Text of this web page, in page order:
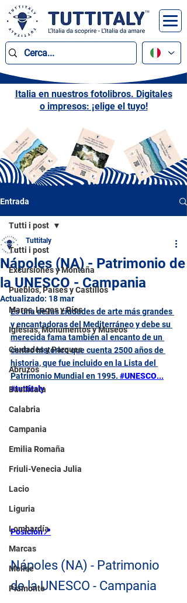
Italia en nuestros fotolibros. Digitales
o impresos: ¡elige el tuyo!
Entrada
Tutti i post
Excursiones y Montaña
Pueblos, Países y Castillos
Mares, Lagos y Ríos
Iglesias, Monumentos y Museos
Ciudades y Parques
Abruzos
Basilicata
Calabria
Campania
Emilia Romaña
Friuli-Venecia Julia
Lacio
Liguria
Lombardía
Marcas
Molise
Piamonte
Tutti i post
Nápoles (NA) - Patrimonio de
la UNESCO - Campania
Tuttitaly
Actualizado: 18 mar
Es una de las ciudades de arte más grandes
y encantadoras del Mediterráneo y debe su
merecida fama también al encanto de un
centro histórico que cuenta 2500 años de
historia, que fue incluido en la Lista del
Patrimonio Mundial en 1995. #UNESCO...
#tuttitaly
Posición📍
Nápoles (NA) - Patrimonio
de la UNESCO - Campania